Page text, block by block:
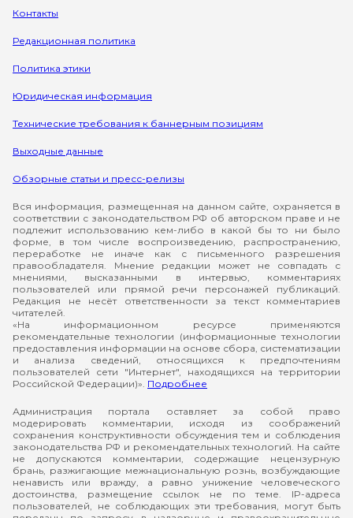
Контакты
Редакционная политика
Политика этики
Юридическая информация
Технические требования к баннерным позициям
Выходные данные
Обзорные статьи и пресс-релизы
Вся информация, размещенная на данном сайте, охраняется в
соответствии с законодательством РФ об авторском праве и не
подлежит использованию кем-либо в какой бы то ни было
форме, в том числе воспроизведению, распространению,
переработке не иначе как с письменного разрешения
правообладателя. Мнение редакции может не совпадать с
мнениями, высказанными в интервью, комментариях
пользователей или прямой речи персонажей публикаций.
Редакция не несёт ответственности за текст комментариев
читателей.
«На информационном ресурсе применяются
рекомендательные технологии (информационные технологии
предоставления информации на основе сбора, систематизации
и анализа сведений, относящихся к предпочтениям
пользователей сети "Интернет", находящихся на территории
Российской Федерации)». Подробнее
Администрация портала оставляет за собой право
модерировать комментарии, исходя из соображений
сохранения конструктивности обсуждения тем и соблюдения
законодательства РФ и рекомендательных технологий. На сайте
не допускаются комментарии, содержащие нецензурную
брань, разжигающие межнациональную рознь, возбуждающие
ненависть или вражду, а равно унижение человеческого
достоинства, размещение ссылок не по теме. IP-адреса
пользователей, не соблюдающих эти требования, могут быть